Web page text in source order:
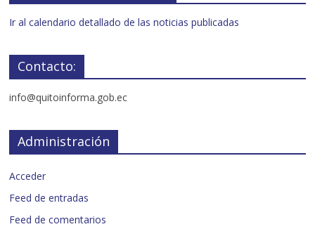
Ir al calendario detallado de las noticias publicadas
Contacto:
info@quitoinforma.gob.ec
Administración
Acceder
Feed de entradas
Feed de comentarios